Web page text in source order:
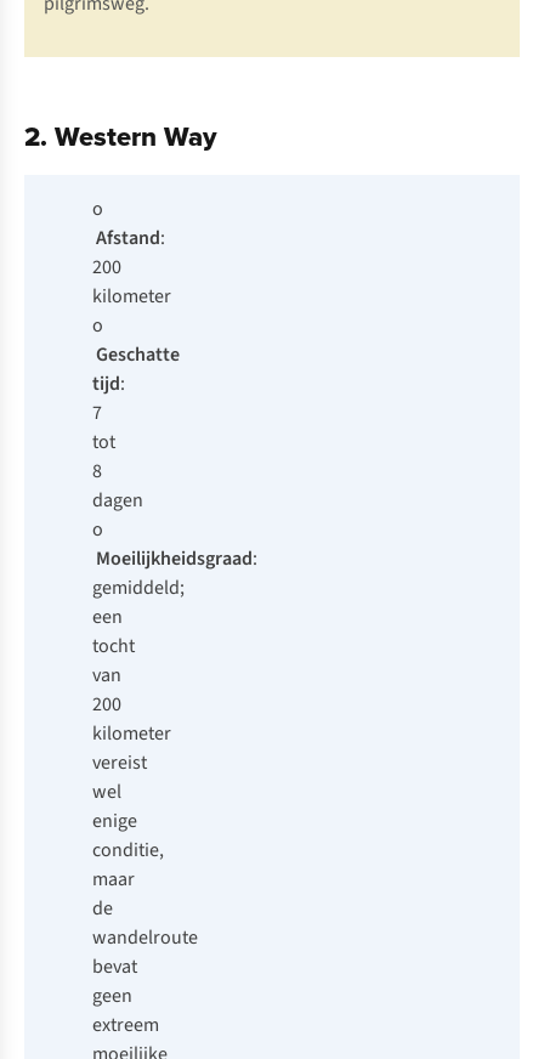
2. Western Way
o
Afstand:
200
kilometer
o
Geschatte
tijd:
7
tot
8
dagen
o
Moeilijkheidsgraad:
gemiddeld;
een
tocht
van
200
kilometer
vereist
wel
enige
conditie,
maar
de
wandelroute
bevat
geen
extreem